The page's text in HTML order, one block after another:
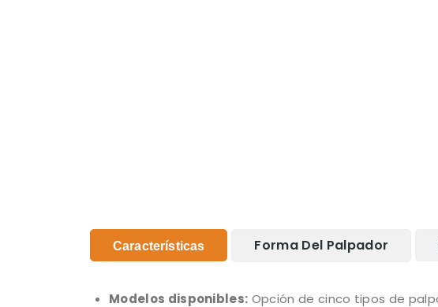
Características Forma Del Palpador
Modelos disponibles: Opción de cinco tipos de